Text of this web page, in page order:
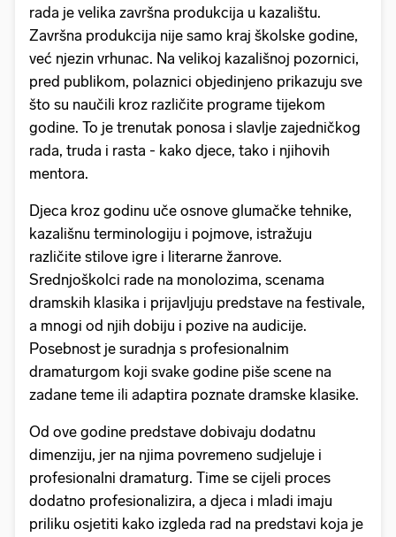
rada je velika završna produkcija u kazalištu.
Završna produkcija nije samo kraj školske godine,
već njezin vrhunac. Na velikoj kazališnoj pozornici,
pred publikom, polaznici objedinjeno prikazuju sve
što su naučili kroz različite programe tijekom
godine. To je trenutak ponosa i slavlje zajedničkog
rada, truda i rasta - kako djece, tako i njihovih
mentora.
Djeca kroz godinu uče osnove glumačke tehnike,
kazališnu terminologiju i pojmove, istražuju
različite stilove igre i literarne žanrove.
Srednjoškolci rade na monolozima, scenama
dramskih klasika i prijavljuju predstave na festivale,
a mnogi od njih dobiju i pozive na audicije.
Posebnost je suradnja s profesionalnim
dramaturgom koji svake godine piše scene na
zadane teme ili adaptira poznate dramske klasike.
Od ove godine predstave dobivaju dodatnu
dimenziju, jer na njima povremeno sudjeluje i
profesionalni dramaturg. Time se cijeli proces
dodatno profesionalizira, a djeca i mladi imaju
priliku osjetiti kako izgleda rad na predstavi koja je